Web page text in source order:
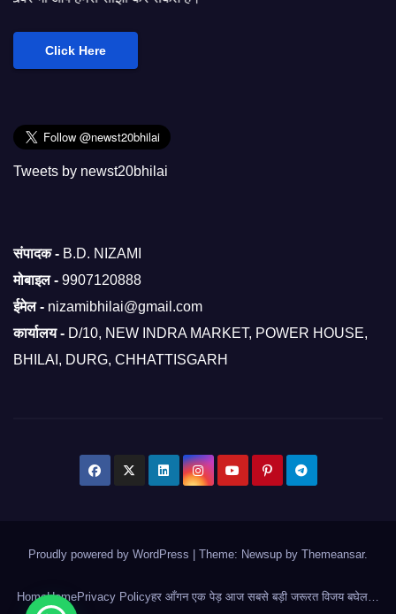
Click Here
Tweets by newst20bhilai
संपादक - B.D. NIZAMI
मोबाइल - 9907120888
ईमेल - nizamibhilai@gmail.com
कार्यालय - D/10, NEW INDRA MARKET, POWER HOUSE,
BHILAI, DURG, CHHATTISGARH
Proudly powered by WordPress Theme: Newsup by Themeansar.
HomeHomePrivacy Policyहर आँगन एक पेड़ आज सबसे बड़ी जरूरत विजय बघेल…